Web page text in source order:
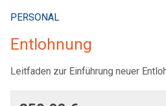
PERSONAL
Entlohnung
Leitfaden zur Einführung neuer